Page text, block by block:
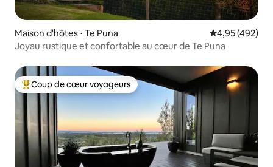
Maison d'hôtes ⋅ Te Puna Évaluation
4,95 (492)
Joyau rustique et confortable au cœur de Te Puna
Coups de cœur voyageurs les plus appréciés
Coup de cœur voyageurs